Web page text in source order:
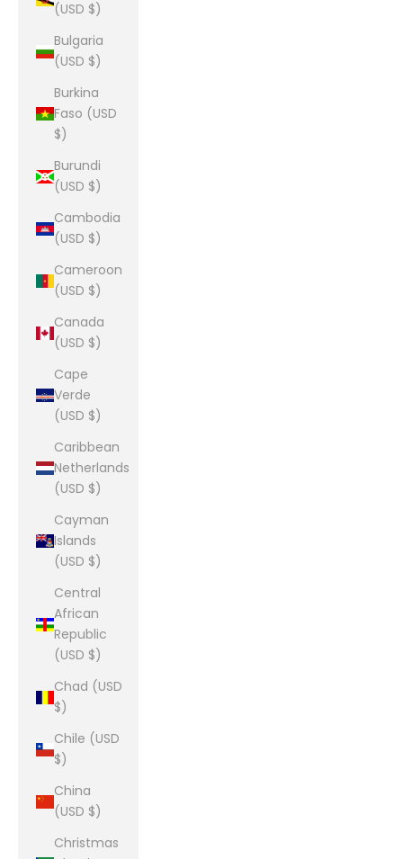
(USD $)
Bulgaria
(USD $)
Burkina
Faso (USD
$)
Burundi
(USD $)
Cambodia
(USD $)
Cameroon
(USD $)
Canada
(USD $)
Cape
Verde
(USD $)
Caribbean
Netherlands
(USD $)
Cayman
Islands
(USD $)
Central
African
Republic
(USD $)
Chad (USD
$)
Chile (USD
$)
China
(USD $)
Christmas